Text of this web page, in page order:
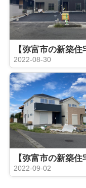
2022-08-30
2022-09-02